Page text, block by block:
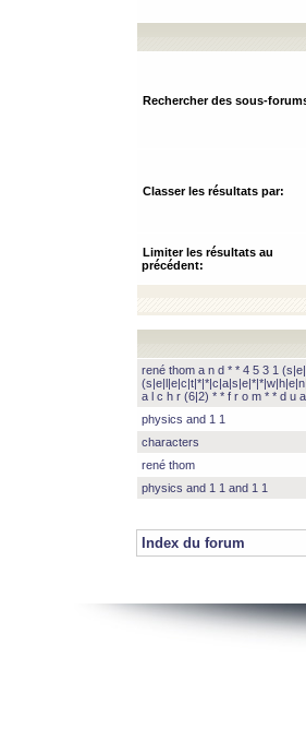
Rechercher des sous-
Classer les résultats par:
Limiter les résultats au
précédent:
rené thom a n d * * 4 5 3 1
a l c h r (6|2) * * f r o m * * d u
physics and 1 1
characters
rené thom
physics and 1 1 and 1 1
Index du forum